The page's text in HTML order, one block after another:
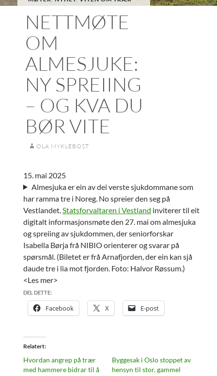
NETTMØTE
OM
ALMESJUKE:
NY SPREIING
– OG KVA DU
BØR VITE
OLA MYKLEBOST
15. mai 2025
Almesjuka er ein av dei verste sjukdommane som
har ramma tre i Noreg. No spreier den seg på
Vestlandet. Statsforvaltaren i Vestland inviterer til eit
digitalt informasjonsmøte den 27. mai om almesjuka
og spreiing av sjukdommen, der seniorforskar
Isabella Børja frå NIBIO orienterer og svarar på
spørsmål. (Biletet er frå Arnafjorden, der ein kan sjå
daude tre i lia mot fjorden. Foto: Halvor Røssum.)
<Les mer>
DEL DETTE:
Facebook X E-post
Relatert
Hvordan angrep på trær
med hammere bidrar til å
Byggesak i Oslo stoppet av
hensyn til stor, gammel